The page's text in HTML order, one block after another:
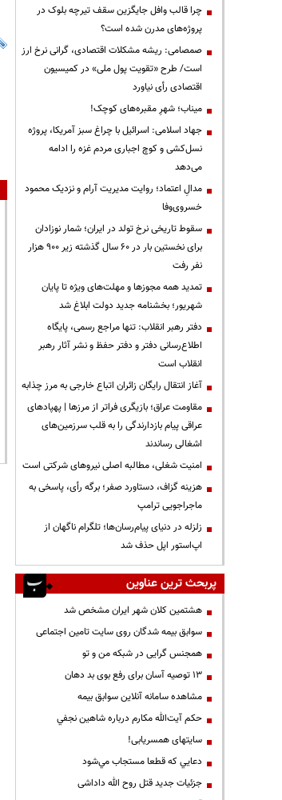
چرا قالب وافل جایگزین سقف تیرچه بلوک در
پروژه‌های مدرن شده است؟
صمصامی: ریشه مشکلات اقتصادی، گرانی نرخ ارز
است/ طرح «تقویت پول ملی» در کمیسیون
اقتصادی رأی نیاورد
میناب؛ شهرِ مقبره‌های کوچک!
جهاد اسلامی: اسرائیل با چراغ سبز آمریکا، پروژه
نسل‌کشی و کوچ اجباری مردم غزه را ادامه
می‌دهد
مدالِ اعتماد؛ روایت مدیریت آرام و نزدیک محمود
خسروی‌وفا
سقوط تاریخی نرخ تولد در ایران؛ شمار نوزادان
برای نخستین بار در ۶۰ سال گذشته زیر ۹۰۰ هزار
نفر رفت
تمدید همه مجوزها و مهلت‌های ویژه تا پایان
شهریور؛ بخشنامه جدید دولت ابلاغ شد
دفتر رهبر انقلاب: تنها مراجع رسمی، پایگاه
اطلاع‌رسانی دفتر و دفتر حفظ و نشر آثار رهبر
انقلاب است
آغاز انتقال رایگان زائران اتباع خارجی به مرز چذابه
مقاومت عراق؛ بازیگری فراتر از مرزها | پهپادهای
عراقی پیام بازدارندگی را به قلب سرزمین‌های
اشغالی رساندند
‌امنیت شغلی، مطالبه اصلی نیروهای شرکتی است
هزینه گزاف، دستاورد صفر؛ برگه رأی، پاسخی به
ماجراجویی ترامپ
زلزله در دنیای پیام‌رسان‌ها؛ تلگرام ناگهان از
اپ‌استور اپل حذف شد
پربحث ترین عناوین
هشتمین کلان شهر ایران مشخص شد
سوابق بیمه شدگان روی سایت تامین اجتماعی
همجنس گرایی در شبکه من و تو
13 توصیه آسان برای رفع بوی بد دهان
مشاهده سامانه آنلاين سوابق بیمه
حكم آيت‌الله مكارم درباره شاهين نجفي
سایتهای همسریابی!
دعايي كه قطعا مستجاب مي‌شود
جزئیات جدید قتل روح الله داداشی